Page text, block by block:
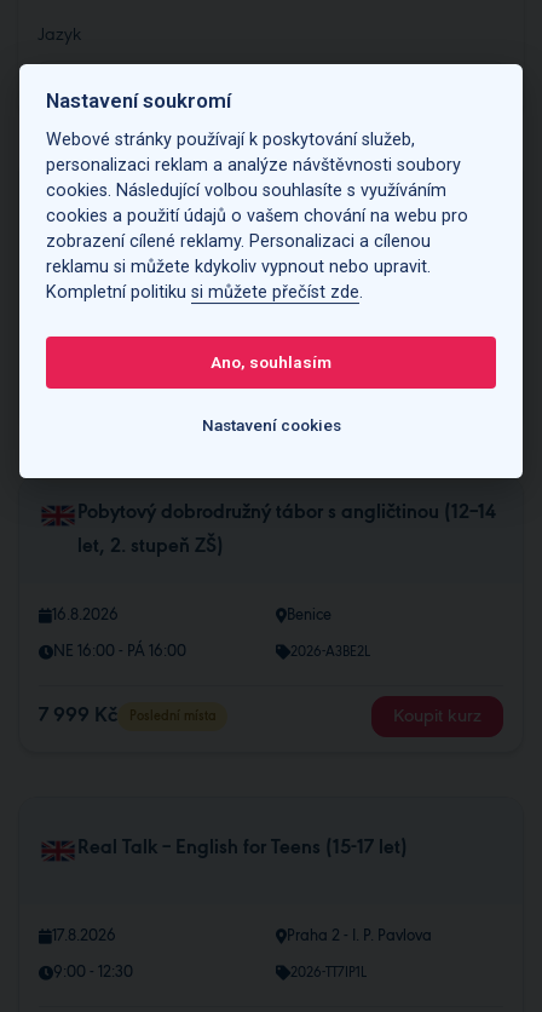
Jazyk
Pobytový dobrodružný tábor s angličtinou (8–11
let, 1. stupeň ZŠ)
16.8.2026 Benice
Pobytový dobrodružný tábor s angličtinou (12–14
let, 2. stupeň ZŠ)
16.8.2026 Benice
NE 16:00 - PÁ 16:00 2026-A3BE2L
7 999 Kč Poslední místa Koupit kurz
Real Talk – English for Teens (15-17 let)
17.8.2026 Praha 2 - I. P. Pavlova
9:00 - 12:30 2026-TT7IP1L
Nastavení soukromí
Webové stránky používají k poskytování služeb,
personalizaci reklam a analýze návštěvnosti soubory
cookies. Následující volbou souhlasíte s využíváním
cookies a použití údajů o vašem chování na webu pro
zobrazení cílené reklamy. Personalizaci a cílenou
reklamu si můžete kdykoliv vypnout nebo upravit.
Kompletní politikusi můžete přečíst zde.
Ano, souhlasím
Nastavení cookies